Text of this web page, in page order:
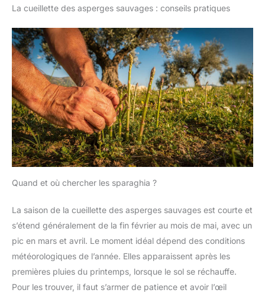
La cueillette des asperges sauvages : conseils pratiques
Quand et où chercher les sparaghia ?
La saison de la cueillette des asperges sauvages est courte et
s’étend généralement de la fin février au mois de mai, avec un
pic en mars et avril. Le moment idéal dépend des conditions
météorologiques de l’année. Elles apparaissent après les
premières pluies du printemps, lorsque le sol se réchauffe.
Pour les trouver, il faut s’armer de patience et avoir l’œil